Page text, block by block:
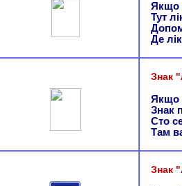
Якщо
Тут
Де
Знак
Якщо
Знак
Сто
Там
Знак